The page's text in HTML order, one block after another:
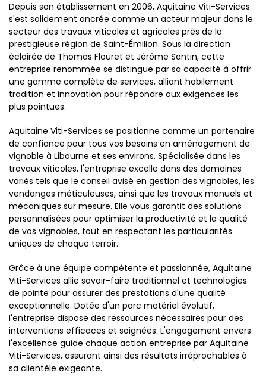
Depuis son établissement en 2006, Aquitaine Viti-Services
s'est solidement ancrée comme un acteur majeur dans le
secteur des travaux viticoles et agricoles près de la
prestigieuse région de Saint-Émilion. Sous la direction
éclairée de Thomas Flouret et Jérôme Santin, cette
entreprise renommée se distingue par sa capacité à offrir
une gamme complète de services, alliant habilement
tradition et innovation pour répondre aux exigences les
plus pointues.
Aquitaine Viti-Services se positionne comme un partenaire
de confiance pour tous vos besoins en aménagement de
vignoble à Libourne et ses environs. Spécialisée dans les
travaux viticoles, l'entreprise excelle dans des domaines
variés tels que le conseil avisé en gestion des vignobles, les
vendanges méticuleuses, ainsi que les travaux manuels et
mécaniques sur mesure. Elle vous garantit des solutions
personnalisées pour optimiser la productivité et la qualité
de vos vignobles, tout en respectant les particularités
uniques de chaque terroir.
Grâce à une équipe compétente et passionnée, Aquitaine
Viti-Services allie savoir-faire traditionnel et technologies
de pointe pour assurer des prestations d'une qualité
exceptionnelle. Dotée d'un parc matériel évolutif,
l'entreprise dispose des ressources nécessaires pour des
interventions efficaces et soignées. L'engagement envers
l'excellence guide chaque action entreprise par Aquitaine
Viti-Services, assurant ainsi des résultats irréprochables à
sa clientèle exigeante.